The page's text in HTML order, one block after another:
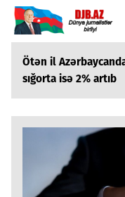
Ötən il
sığorta isə 2% artıb